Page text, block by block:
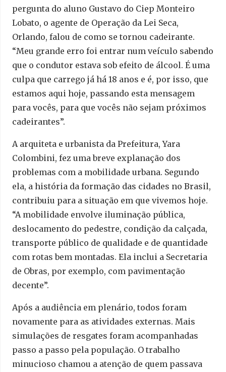
pergunta do aluno Gustavo do Ciep Monteiro
Lobato, o agente de Operação da Lei Seca,
Orlando, falou de como se tornou cadeirante.
“Meu grande erro foi entrar num veículo sabendo
que o condutor estava sob efeito de álcool. É uma
culpa que carrego já há 18 anos e é, por isso, que
estamos aqui hoje, passando esta mensagem
para vocês, para que vocês não sejam próximos
cadeirantes”.
A arquiteta e urbanista da Prefeitura, Yara
Colombini, fez uma breve explanação dos
problemas com a mobilidade urbana. Segundo
ela, a história da formação das cidades no Brasil,
contribuiu para a situação em que vivemos hoje.
“A mobilidade envolve iluminação pública,
deslocamento do pedestre, condição da calçada,
transporte público de qualidade e de quantidade
com rotas bem montadas. Ela inclui a Secretaria
de Obras, por exemplo, com pavimentação
decente”.
Após a audiência em plenário, todos foram
novamente para as atividades externas. Mais
simulações de resgates foram acompanhadas
passo a passo pela população. O trabalho
minucioso chamou a atenção de quem passava